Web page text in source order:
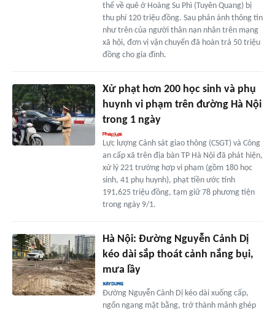
thể về quê ở Hoàng Su Phì (Tuyên Quang) bị
thu phí 120 triệu đồng. Sau phản ánh thông tin
như trên của người thân nạn nhân trên mạng
xã hội, đơn vị vận chuyển đã hoàn trả 50 triệu
đồng cho gia đình.
Xử phạt hơn 200 học sinh và phụ
huynh vi phạm trên đường Hà Nội
trong 1 ngày
Lực lượng Cảnh sát giao thông (CSGT) và Công
an cấp xã trên địa bàn TP Hà Nội đã phát hiện,
xử lý 221 trường hợp vi phạm (gồm 180 học
sinh, 41 phụ huynh), phạt tiền ước tính
191,625 triệu đồng, tạm giữ 78 phương tiện
trong ngày 9/1.
Hà Nội: Đường Nguyễn Cảnh Dị
kéo dài sắp thoát cảnh nắng bụi,
mưa lầy
Đường Nguyễn Cảnh Dị kéo dài xuống cấp,
ngổn ngang mặt bằng, trở thành mảnh ghép